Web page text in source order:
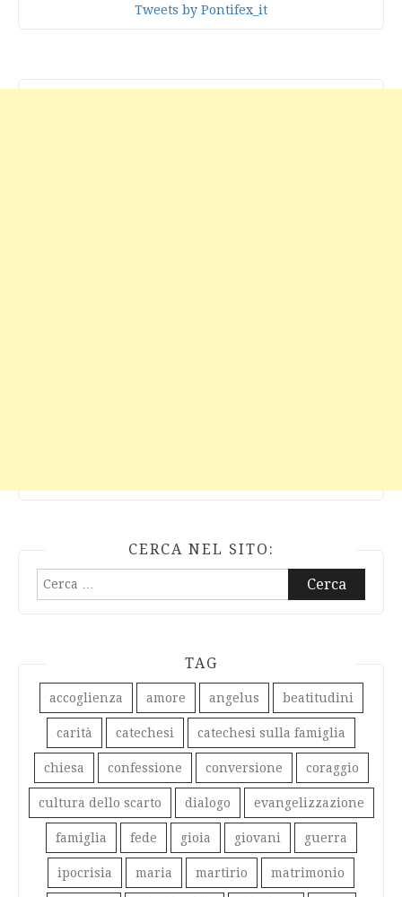
Tweets by Pontifex_it
CERCA NEL SITO:
Ricerca
per:
TAG
accoglienza amore angelus beatitudini
carità catechesi catechesi sulla famiglia
chiesa confessione conversione coraggio
cultura dello scarto dialogo evangelizzazione
famiglia fede gioia giovani guerra
ipocrisia maria martirio matrimonio